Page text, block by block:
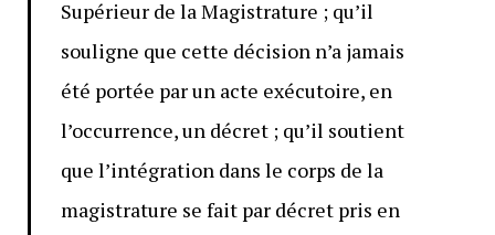
Supérieur de la Magistrature ; qu’il
souligne que cette décision n’a jamais
été portée par un acte exécutoire, en
l’occurrence, un décret ; qu’il soutient
que l’intégration dans le corps de la
magistrature se fait par décret pris en